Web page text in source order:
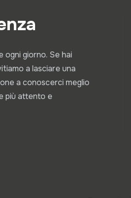
giorno. Se hai
a lasciare una
a conoscerci meglio
più attento e